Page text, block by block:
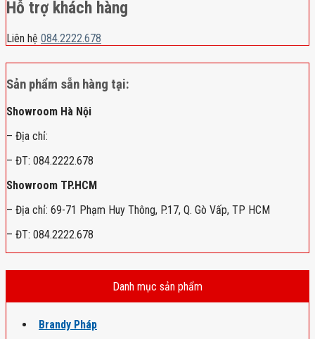
Hỗ trợ khách hàng
Liên hệ 084.2222.678
Sản phẩm sẵn hàng tại:
Showroom Hà Nội
– Địa chỉ:
– ĐT: 084.2222.678
Showroom TP.HCM
– Địa chỉ: 69-71 Phạm Huy Thông, P.17, Q. Gò Vấp, TP HCM
– ĐT: 084.2222.678
Danh mục sản phẩm
Brandy Pháp